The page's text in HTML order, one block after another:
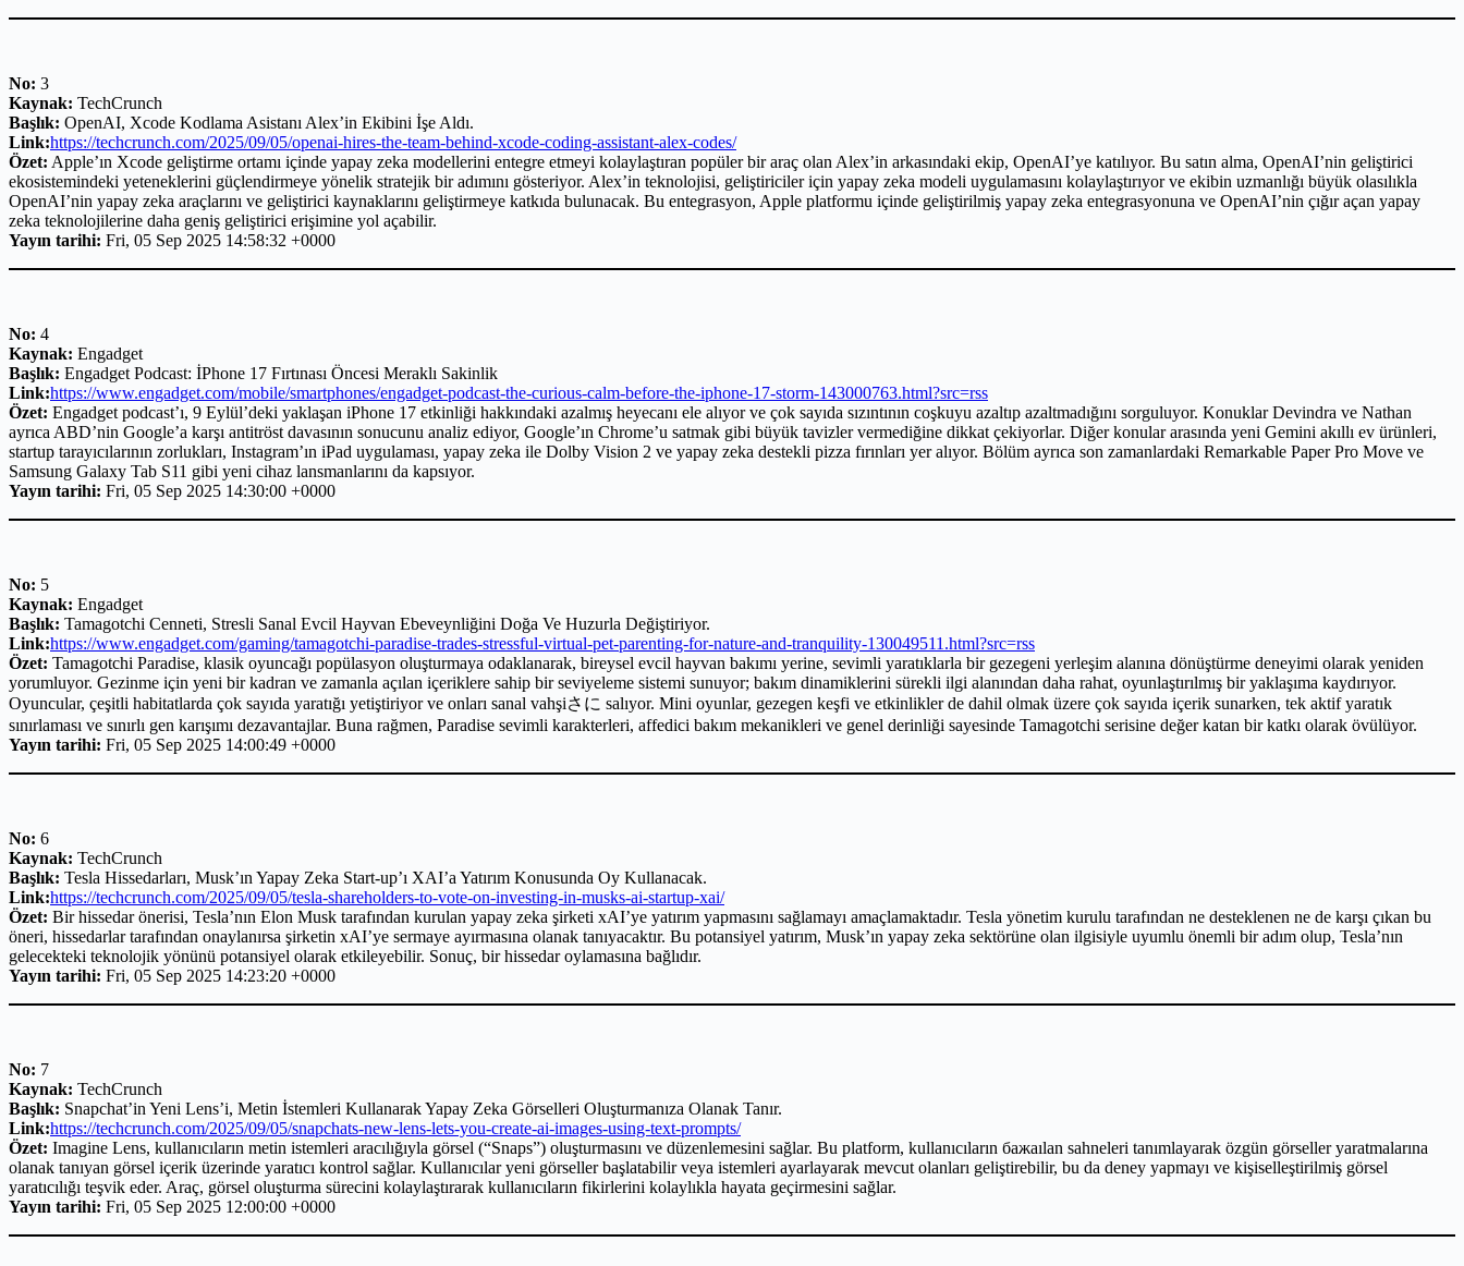
No: 3
Kaynak: TechCrunch
Başlık: OpenAI, Xcode Kodlama Asistanı Alex’in Ekibini İşe Aldı.
Link:https://techcrunch.com/2025/09/05/openai-hires-the-team-behind-xcode-coding-assistant-alex-codes/
Özet: Apple’ın Xcode geliştirme ortamı içinde yapay zeka modellerini entegre etmeyi kolaylaştıran popüler bir araç olan Alex’in arkasındaki ekip, OpenAI’ye katılıyor. Bu satın alma, OpenAI’nin geliştirici
ekosistemindeki yeteneklerini güçlendirmeye yönelik stratejik bir adımını gösteriyor. Alex’in teknolojisi, geliştiriciler için yapay zeka modeli uygulamasını kolaylaştırıyor ve ekibin uzmanlığı büyük olasılıkla
OpenAI’nin yapay zeka araçlarını ve geliştirici kaynaklarını geliştirmeye katkıda bulunacak. Bu entegrasyon, Apple platformu içinde geliştirilmiş yapay zeka entegrasyonuna ve OpenAI’nin çığır açan yapay
zeka teknolojilerine daha geniş geliştirici erişimine yol açabilir.
Yayın tarihi: Fri, 05 Sep 2025 14:58:32 +0000
No: 4
Kaynak: Engadget
Başlık: Engadget Podcast: İPhone 17 Fırtınası Öncesi Meraklı Sakinlik
Link:https://www.engadget.com/mobile/smartphones/engadget-podcast-the-curious-calm-before-the-iphone-17-storm-143000763.html?src=rss
Özet: Engadget podcast’ı, 9 Eylül’deki yaklaşan iPhone 17 etkinliği hakkındaki azalmış heyecanı ele alıyor ve çok sayıda sızıntının coşkuyu azaltıp azaltmadığını sorguluyor. Konuklar Devindra ve Nathan
ayrıca ABD’nin Google’a karşı antitröst davasının sonucunu analiz ediyor, Google’ın Chrome’u satmak gibi büyük tavizler vermediğine dikkat çekiyorlar. Diğer konular arasında yeni Gemini akıllı ev ürünleri,
startup tarayıcılarının zorlukları, Instagram’ın iPad uygulaması, yapay zeka ile Dolby Vision 2 ve yapay zeka destekli pizza fırınları yer alıyor. Bölüm ayrıca son zamanlardaki Remarkable Paper Pro Move ve
Samsung Galaxy Tab S11 gibi yeni cihaz lansmanlarını da kapsıyor.
Yayın tarihi: Fri, 05 Sep 2025 14:30:00 +0000
No: 5
Kaynak: Engadget
Başlık: Tamagotchi Cenneti, Stresli Sanal Evcil Hayvan Ebeveynliğini Doğa Ve Huzurla Değiştiriyor.
Link:https://www.engadget.com/gaming/tamagotchi-paradise-trades-stressful-virtual-pet-parenting-for-nature-and-tranquility-130049511.html?src=rss
Özet: Tamagotchi Paradise, klasik oyuncağı popülasyon oluşturmaya odaklanarak, bireysel evcil hayvan bakımı yerine, sevimli yaratıklarla bir gezegeni yerleşim alanına dönüştürme deneyimi olarak yeniden
yorumluyor. Gezinme için yeni bir kadran ve zamanla açılan içeriklere sahip bir seviyeleme sistemi sunuyor; bakım dinamiklerini sürekli ilgi alanından daha rahat, oyunlaştırılmış bir yaklaşıma kaydırıyor.
Oyuncular, çeşitli habitatlarda çok sayıda yaratığı yetiştiriyor ve onları sanal vahşiさに salıyor. Mini oyunlar, gezegen keşfi ve etkinlikler de dahil olmak üzere çok sayıda içerik sunarken, tek aktif yaratık
sınırlaması ve sınırlı gen karışımı dezavantajlar. Buna rağmen, Paradise sevimli karakterleri, affedici bakım mekanikleri ve genel derinliği sayesinde Tamagotchi serisine değer katan bir katkı olarak övülüyor.
Yayın tarihi: Fri, 05 Sep 2025 14:00:49 +0000
No: 6
Kaynak: TechCrunch
Başlık: Tesla Hissedarları, Musk’ın Yapay Zeka Start-up’ı XAI’a Yatırım Konusunda Oy Kullanacak.
Link:https://techcrunch.com/2025/09/05/tesla-shareholders-to-vote-on-investing-in-musks-ai-startup-xai/
Özet: Bir hissedar önerisi, Tesla’nın Elon Musk tarafından kurulan yapay zeka şirketi xAI’ye yatırım yapmasını sağlamayı amaçlamaktadır. Tesla yönetim kurulu tarafından ne desteklenen ne de karşı çıkan bu
öneri, hissedarlar tarafından onaylanırsa şirketin xAI’ye sermaye ayırmasına olanak tanıyacaktır. Bu potansiyel yatırım, Musk’ın yapay zeka sektörüne olan ilgisiyle uyumlu önemli bir adım olup, Tesla’nın
gelecekteki teknolojik yönünü potansiyel olarak etkileyebilir. Sonuç, bir hissedar oylamasına bağlıdır.
Yayın tarihi: Fri, 05 Sep 2025 14:23:20 +0000
No: 7
Kaynak: TechCrunch
Başlık: Snapchat’in Yeni Lens’i, Metin İstemleri Kullanarak Yapay Zeka Görselleri Oluşturmanıza Olanak Tanır.
Link:https://techcrunch.com/2025/09/05/snapchats-new-lens-lets-you-create-ai-images-using-text-prompts/
Özet: Imagine Lens, kullanıcıların metin istemleri aracılığıyla görsel (“Snaps”) oluşturmasını ve düzenlemesini sağlar. Bu platform, kullanıcıların бажаılan sahneleri tanımlayarak özgün görseller yaratmalarına
olanak tanıyan görsel içerik üzerinde yaratıcı kontrol sağlar. Kullanıcılar yeni görseller başlatabilir veya istemleri ayarlayarak mevcut olanları geliştirebilir, bu da deney yapmayı ve kişiselleştirilmiş görsel
yaratıcılığı teşvik eder. Araç, görsel oluşturma sürecini kolaylaştırarak kullanıcıların fikirlerini kolaylıkla hayata geçirmesini sağlar.
Yayın tarihi: Fri, 05 Sep 2025 12:00:00 +0000